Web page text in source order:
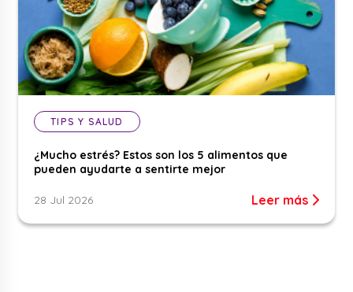
TIPS Y SALUD
¿Mucho estrés? Estos son los 5 alimentos que
pueden ayudarte a sentirte mejor
28 Jul 2026 Leer más